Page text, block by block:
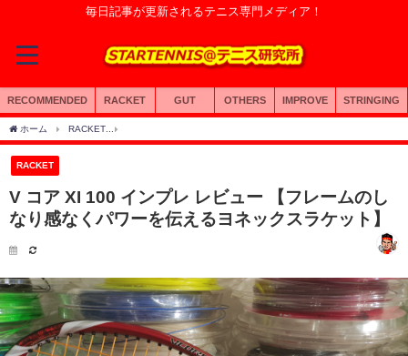
毎日記事が更新されるテニス専門メディア！
RECOMMENDED RACKET GUT OTHERS IMPROVE STRINGING
ホーム RACKET
RACKET
V コア XI 100 インプレ レビュー 【フレームのし
なり感なくパワーを伝えるヨネックスラケット】